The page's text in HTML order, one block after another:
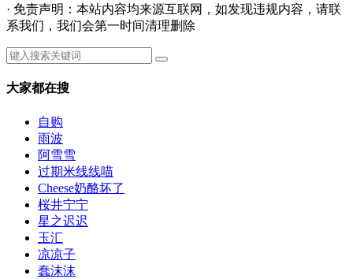
· 免责声明：本站内容均来源互联网，如发现违规内容，请联
系我们，我们会第一时间清理删除
大家都在搜
自购
雨波
阿雪雪
过期米线线喵
Cheese奶酪坏了
桜井宁宁
星之迟迟
玉汇
凉凉子
蠢沫沫